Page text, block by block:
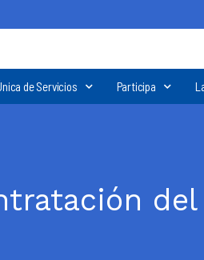
de Servicios Participa